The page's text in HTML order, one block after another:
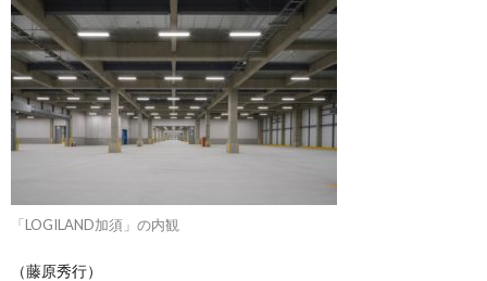
「LOGILAND加須」の内観
（藤原秀行）